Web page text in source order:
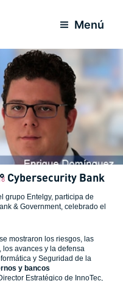
Menú
Cybersecurity Bank
grupo Entelgy, participa de
& Government, celebrado el
se mostraron los riesgos, las
avances y la defensa
y Seguridad de la
y bancos
Estratégico de InnoTec,